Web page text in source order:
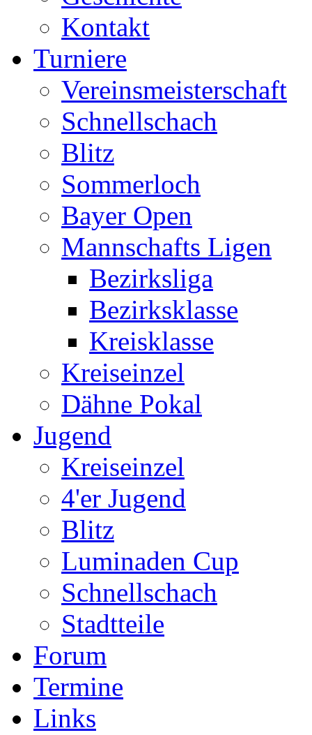
Kontakt
Turniere
Vereinsmeisterschaft
Schnellschach
Blitz
Sommerloch
Bayer Open
Mannschafts Ligen
Bezirksliga
Bezirksklasse
Kreisklasse
Kreiseinzel
Dähne Pokal
Jugend
Kreiseinzel
4'er Jugend
Blitz
Luminaden Cup
Schnellschach
Stadtteile
Forum
Termine
Links